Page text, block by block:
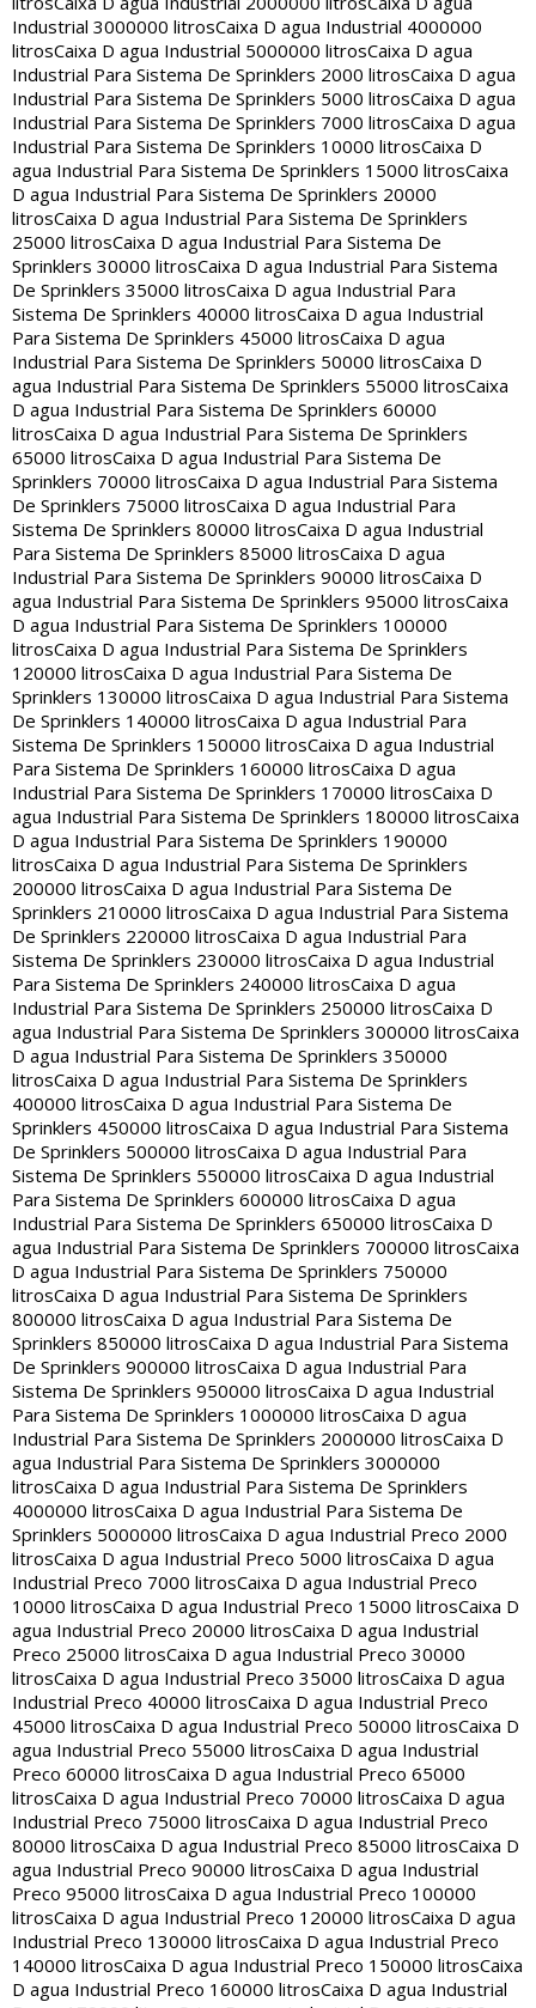
Industrial 3000000 litrosCaixa D agua Industrial 4000000
litrosCaixa D agua Industrial 5000000 litrosCaixa D agua
Industrial Para Sistema De Sprinklers 2000 litrosCaixa D agua
Industrial Para Sistema De Sprinklers 5000 litrosCaixa D agua
Industrial Para Sistema De Sprinklers 7000 litrosCaixa D agua
Industrial Para Sistema De Sprinklers 10000 litrosCaixa D
agua Industrial Para Sistema De Sprinklers 15000 litrosCaixa
D agua Industrial Para Sistema De Sprinklers 20000
litrosCaixa D agua Industrial Para Sistema De Sprinklers
25000 litrosCaixa D agua Industrial Para Sistema De
Sprinklers 30000 litrosCaixa D agua Industrial Para Sistema
De Sprinklers 35000 litrosCaixa D agua Industrial Para
Sistema De Sprinklers 40000 litrosCaixa D agua Industrial
Para Sistema De Sprinklers 45000 litrosCaixa D agua
Industrial Para Sistema De Sprinklers 50000 litrosCaixa D
agua Industrial Para Sistema De Sprinklers 55000 litrosCaixa
D agua Industrial Para Sistema De Sprinklers 60000
litrosCaixa D agua Industrial Para Sistema De Sprinklers
65000 litrosCaixa D agua Industrial Para Sistema De
Sprinklers 70000 litrosCaixa D agua Industrial Para Sistema
De Sprinklers 75000 litrosCaixa D agua Industrial Para
Sistema De Sprinklers 80000 litrosCaixa D agua Industrial
Para Sistema De Sprinklers 85000 litrosCaixa D agua
Industrial Para Sistema De Sprinklers 90000 litrosCaixa D
agua Industrial Para Sistema De Sprinklers 95000 litrosCaixa
D agua Industrial Para Sistema De Sprinklers 100000
litrosCaixa D agua Industrial Para Sistema De Sprinklers
120000 litrosCaixa D agua Industrial Para Sistema De
Sprinklers 130000 litrosCaixa D agua Industrial Para Sistema
De Sprinklers 140000 litrosCaixa D agua Industrial Para
Sistema De Sprinklers 150000 litrosCaixa D agua Industrial
Para Sistema De Sprinklers 160000 litrosCaixa D agua
Industrial Para Sistema De Sprinklers 170000 litrosCaixa D
agua Industrial Para Sistema De Sprinklers 180000 litrosCaixa
D agua Industrial Para Sistema De Sprinklers 190000
litrosCaixa D agua Industrial Para Sistema De Sprinklers
200000 litrosCaixa D agua Industrial Para Sistema De
Sprinklers 210000 litrosCaixa D agua Industrial Para Sistema
De Sprinklers 220000 litrosCaixa D agua Industrial Para
Sistema De Sprinklers 230000 litrosCaixa D agua Industrial
Para Sistema De Sprinklers 240000 litrosCaixa D agua
Industrial Para Sistema De Sprinklers 250000 litrosCaixa D
agua Industrial Para Sistema De Sprinklers 300000 litrosCaixa
D agua Industrial Para Sistema De Sprinklers 350000
litrosCaixa D agua Industrial Para Sistema De Sprinklers
400000 litrosCaixa D agua Industrial Para Sistema De
Sprinklers 450000 litrosCaixa D agua Industrial Para Sistema
De Sprinklers 500000 litrosCaixa D agua Industrial Para
Sistema De Sprinklers 550000 litrosCaixa D agua Industrial
Para Sistema De Sprinklers 600000 litrosCaixa D agua
Industrial Para Sistema De Sprinklers 650000 litrosCaixa D
agua Industrial Para Sistema De Sprinklers 700000 litrosCaixa
D agua Industrial Para Sistema De Sprinklers 750000
litrosCaixa D agua Industrial Para Sistema De Sprinklers
800000 litrosCaixa D agua Industrial Para Sistema De
Sprinklers 850000 litrosCaixa D agua Industrial Para Sistema
De Sprinklers 900000 litrosCaixa D agua Industrial Para
Sistema De Sprinklers 950000 litrosCaixa D agua Industrial
Para Sistema De Sprinklers 1000000 litrosCaixa D agua
Industrial Para Sistema De Sprinklers 2000000 litrosCaixa D
agua Industrial Para Sistema De Sprinklers 3000000
litrosCaixa D agua Industrial Para Sistema De Sprinklers
4000000 litrosCaixa D agua Industrial Para Sistema De
Sprinklers 5000000 litrosCaixa D agua Industrial Preco 2000
litrosCaixa D agua Industrial Preco 5000 litrosCaixa D agua
Industrial Preco 7000 litrosCaixa D agua Industrial Preco
10000 litrosCaixa D agua Industrial Preco 15000 litrosCaixa D
agua Industrial Preco 20000 litrosCaixa D agua Industrial
Preco 25000 litrosCaixa D agua Industrial Preco 30000
litrosCaixa D agua Industrial Preco 35000 litrosCaixa D agua
Industrial Preco 40000 litrosCaixa D agua Industrial Preco
45000 litrosCaixa D agua Industrial Preco 50000 litrosCaixa D
agua Industrial Preco 55000 litrosCaixa D agua Industrial
Preco 60000 litrosCaixa D agua Industrial Preco 65000
litrosCaixa D agua Industrial Preco 70000 litrosCaixa D agua
Industrial Preco 75000 litrosCaixa D agua Industrial Preco
80000 litrosCaixa D agua Industrial Preco 85000 litrosCaixa D
agua Industrial Preco 90000 litrosCaixa D agua Industrial
Preco 95000 litrosCaixa D agua Industrial Preco 100000
litrosCaixa D agua Industrial Preco 120000 litrosCaixa D agua
Industrial Preco 130000 litrosCaixa D agua Industrial Preco
140000 litrosCaixa D agua Industrial Preco 150000 litrosCaixa
D agua Industrial Preco 160000 litrosCaixa D agua Industrial